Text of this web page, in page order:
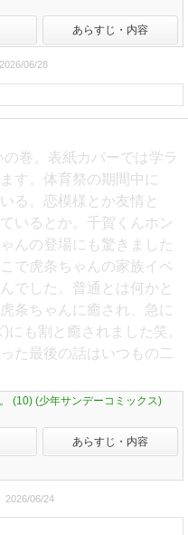
あらすじ・内容
2026/06/28
巻。表紙カバーでは学ラ
す。体育祭の期間中に
る。恋模様とか友情と
いるとか。千賀くんホン
んの登場にも驚きました
で虎条ちゃんの家族イベ
でした。普通とは何かと
条ちゃんに癒され、急に
にも割と癒されました笑。
た最後の話はいつもの二
(10) (少年サンデーコミックス)
あらすじ・内容
2026/06/24